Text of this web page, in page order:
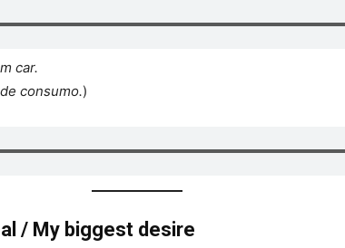
car.
consumo.)
/ My biggest desire